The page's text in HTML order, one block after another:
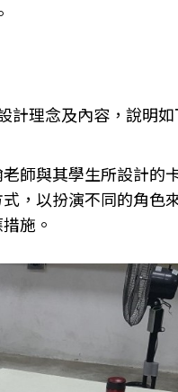
計理念及內容，說明如
師與其學生所設計的
，以扮演不同的角色
施。